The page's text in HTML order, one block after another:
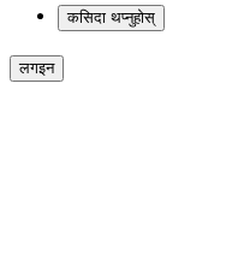
कसिदा थप्नुहोस्
लगइन